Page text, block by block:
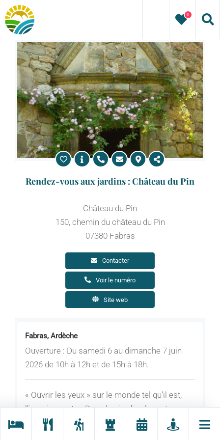
Passer
au
contenu
0
Fabras, Ardèche
Ouverture : Du samedi 6 au dimanche 7 juin
2026 de 10h à 12h et de 15h à 18h.
« Ouvrir les yeux » sur le monde tel qu’il est,
l’imaginer autre. Dans les jardins les arts
conjuguent paysages intérieurs, croisements
Rendez-vous aux jardins : Château du Pin
Château du Pin
150, chemin du château du Pin
07380 Fabras
Contacter
Voir le numéro
Site web